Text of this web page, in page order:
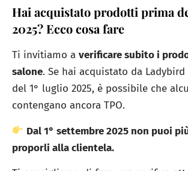
Hai acquistato prodotti prima
2025? Ecco cosa fare
Ti invitiamo a verificare subito i
salone. Se hai acquistato da
del 1° luglio 2025, è possibile che
contengano ancora TPO.
Dal 1° settembre 2025 non puoi
proporli alla clientela.